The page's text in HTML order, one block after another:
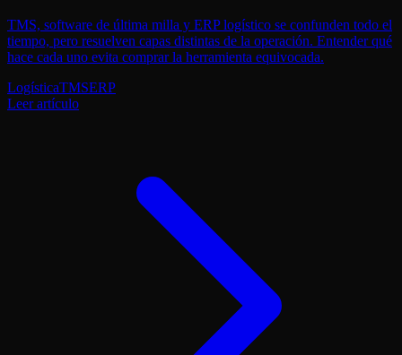
TMS, software de última milla y ERP logístico se confunden todo el
tiempo, pero resuelven capas distintas de la operación. Entender qué
hace cada uno evita comprar la herramienta equivocada.
LogísticaTMSERP
Leer artículo